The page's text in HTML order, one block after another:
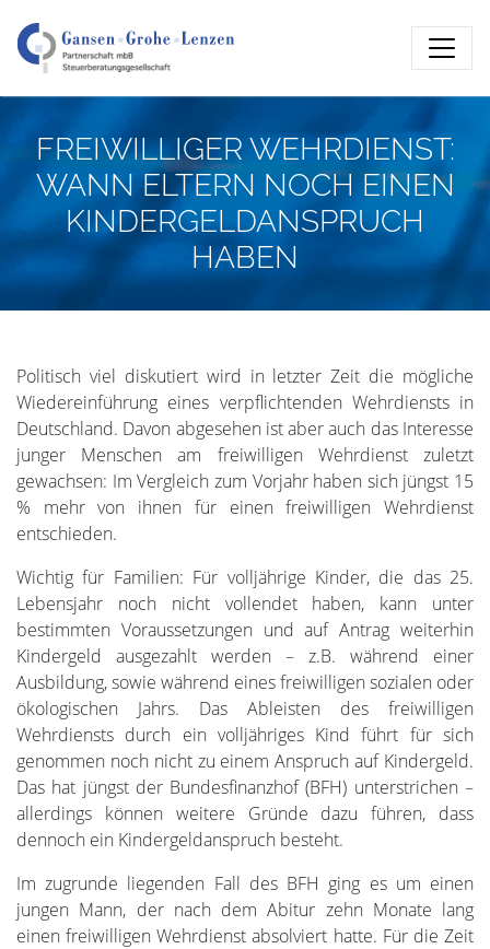
FREIWILLIGER WEHRDIENST:
WANN ELTERN NOCH EINEN
KINDERGELDANSPRUCH
HABEN
Politisch viel diskutiert wird in letzter Zeit die mögliche
Wiedereinführung eines verpflichtenden Wehrdiensts in
Deutschland. Davon abgesehen ist aber auch das Interesse
junger Menschen am freiwilligen Wehrdienst zuletzt
gewachsen: Im Vergleich zum Vorjahr haben sich jüngst 15
% mehr von ihnen für einen freiwilligen Wehrdienst
entschieden.
Wichtig für Familien: Für volljährige Kinder, die das 25.
Lebensjahr noch nicht vollendet haben, kann unter
bestimmten Voraussetzungen und auf Antrag weiterhin
Kindergeld ausgezahlt werden – z.B. während einer
Ausbildung, sowie während eines freiwilligen sozialen oder
ökologischen Jahrs. Das Ableisten des freiwilligen
Wehrdiensts durch ein volljähriges Kind führt für sich
genommen noch nicht zu einem Anspruch auf Kindergeld.
Das hat jüngst der Bundesfinanzhof (BFH) unterstrichen –
allerdings können weitere Gründe dazu führen, dass
dennoch ein Kindergeldanspruch besteht.
Im zugrunde liegenden Fall des BFH ging es um einen
jungen Mann, der nach dem Abitur zehn Monate lang
einen freiwilligen Wehrdienst absolviert hatte. Für die Zeit